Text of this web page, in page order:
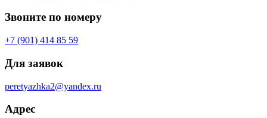
Звоните по номеру
+7 (901) 414 85 59
Для заявок
peretyazhka2@yandex.ru
Адрес